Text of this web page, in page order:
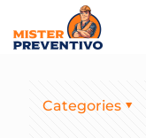
Categories